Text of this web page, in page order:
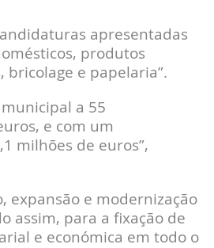
apresentadas
produtos
e papelaria”.
a 55
e com um
milhões de euros”,
expansão e modernização
assim, para a fixação de
e económica em todo o